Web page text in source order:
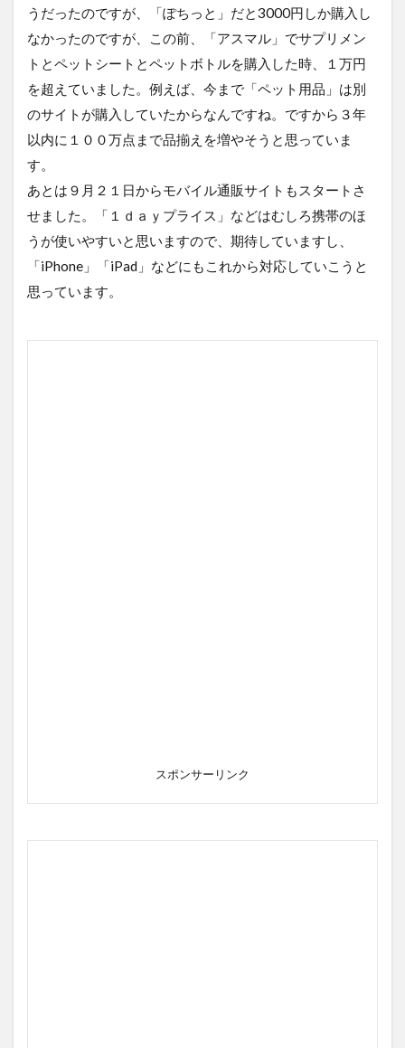
うだったのですが、「ぽちっと」だと3000円しか購入し
なかったのですが、この前、「アスマル」でサプリメン
トとペットシートとペットボトルを購入した時、１万円
を超えていました。例えば、今まで「ペット用品」は別
のサイトが購入していたからなんですね。ですから３年
以内に１００万点まで品揃えを増やそうと思っていま
す。
あとは９月２１日からモバイル通販サイトもスタートさ
せました。「１ｄａｙプライス」などはむしろ携帯のほ
うが使いやすいと思いますので、期待していますし、
「iPhone」「iPad」などにもこれから対応していこうと
思っています。
スポンサーリンク